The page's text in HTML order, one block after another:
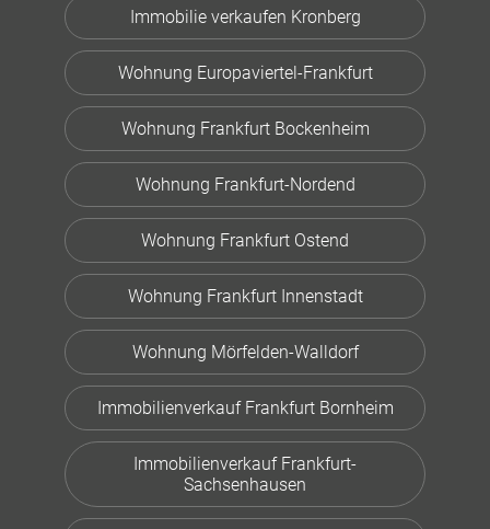
Immobilie verkaufen Kronberg
Wohnung Europaviertel-Frankfurt
Wohnung Frankfurt Bockenheim
Wohnung Frankfurt-Nordend
Wohnung Frankfurt Ostend
Wohnung Frankfurt Innenstadt
Wohnung Mörfelden-Walldorf
Immobilienverkauf Frankfurt Bornheim
Immobilienverkauf Frankfurt-
Sachsenhausen